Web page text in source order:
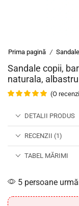
Prima pagină /
Sandale copii,
naturala,
(O
DETALII PRODUS
RECENZII (1)
TABEL MĂRIMI
5 persoane